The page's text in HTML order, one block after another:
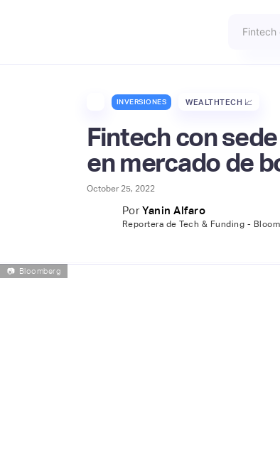
INVERSIONES WEALTHTECH 📈
Fintech con
en mercado de
October 25, 2022
Por Yanin Alfaro
Reportera de Tech & Funding -
📷 Bloomberg